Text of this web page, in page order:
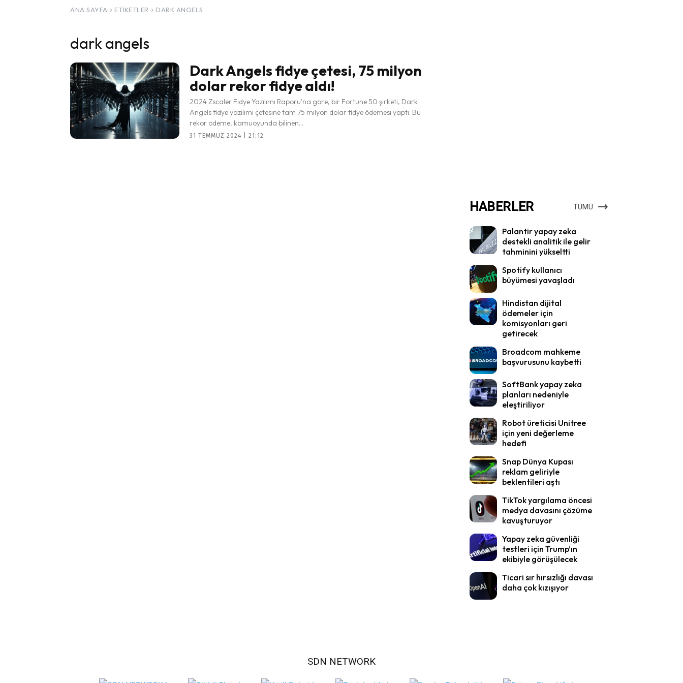
ANA SAYFA ETIKETLER DARK ANGELS
dark angels
Dark Angels fidye çetesi, 75 milyon
dolar rekor fidye aldı!
2024 Zscaler Fidye Yazılımı Raporu'na göre, bir Fortune 50 şirketi, Dark
Angels fidye yazılımı çetesine tam 75 milyon dolar fidye ödemesi yaptı. Bu
rekor ödeme, kamuoyunda bilinen...
31 TEMMUZ 2024 | 21:12
HABERLER TÜMÜ
Palantir yapay zeka
destekli analitik ile gelir
tahminini yükseltti
Spotify kullanıcı
büyümesi yavaşladı
Hindistan dijital
ödemeler için
komisyonları geri
getirecek
Broadcom mahkeme
başvurusunu kaybetti
SoftBank yapay zeka
planları nedeniyle
eleştiriliyor
Robot üreticisi Unitree
için yeni değerleme
hedefi
Snap Dünya Kupası
reklam geliriyle
beklentileri aştı
TikTok yargılama öncesi
medya davasını çözüme
kavuşturuyor
Yapay zeka güvenliği
testleri için Trump’ın
ekibiyle görüşülecek
Ticari sır hırsızlığı davası
daha çok kızışıyor
SDN NETWORK